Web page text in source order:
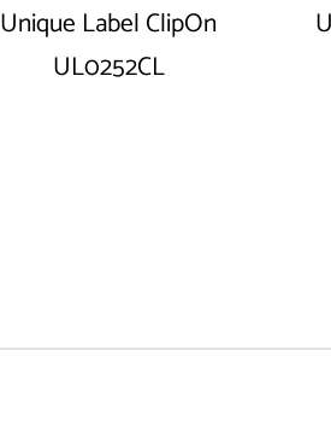
Unique Label ClipOn
UL0252CL